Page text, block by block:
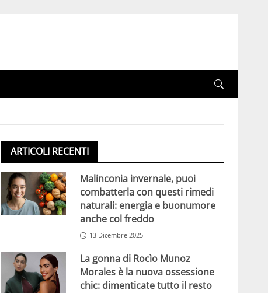
ARTICOLI RECENTI
Malinconia invernale, puoi
combatterla con questi rimedi
naturali: energia e buonumore
anche col freddo
13 Dicembre 2025
La gonna di Rocìo Munoz
Morales è la nuova ossessione
chic: dimenticate tutto il resto